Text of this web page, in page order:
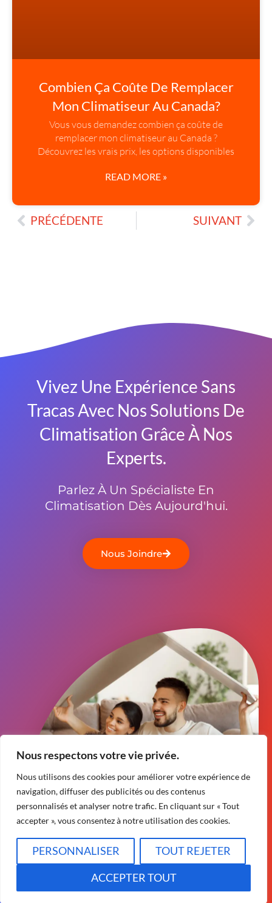
Nous respectons votre vie privée.
Nous utilisons des cookies pour améliorer votre expérience de
navigation, diffuser des publicités ou des contenus
personnalisés et analyser notre trafic. En cliquant sur « Tout
accepter », vous consentez à notre utilisation des cookies.
PERSONNALISER TOUT REJETER
ACCEPTER TOUT
Combien Ça Coûte De Remplacer
Mon Climatiseur Au Canada?
Vous vous demandez combien ça coûte de
remplacer mon climatiseur au Canada ?
Découvrez les vrais prix, les options disponibles
READ MORE »
PRÉCÉDENTE SUIVANT
Vivez Une Expérience Sans
Tracas Avec Nos Solutions De
Climatisation Grâce À Nos
Experts.
Parlez À Un Spécialiste En
Climatisation Dès Aujourd'hui.
Nous Joindre
Climatisation ProFix- Tous droits réservés.
Politique de confidentialité
Termes et conditions
Nous joindre